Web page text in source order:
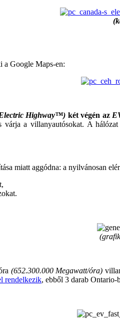
a Google Maps-en:
Electric Highway™) két végén az
a villanyautósokat. A
miatt aggódna: a nyilvánosan
(652.300.000 Megawatt/óra)
rendelkezik, ebből 3 darab Ontario-